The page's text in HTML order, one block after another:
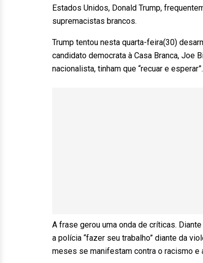
Estados Unidos, Donald Trump,
supremacistas brancos.
Trump tentou nesta quarta-feira(30)
candidato democrata à Casa Branca, Joe
nacionalista, tinham que “recuar e esperar”.
A frase gerou uma onda de críticas.
a polícia “fazer seu trabalho” diante da
meses se manifestam contra o racismo e